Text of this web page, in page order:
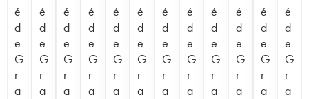
é
d
e
G
r
a
é
d
e
G
r
a
é
d
e
G
r
a
é
d
e
G
r
a
é
d
e
G
r
a
é
d
e
G
r
a
é
d
e
G
r
a
é
d
e
G
r
a
é
d
e
G
r
a
é
d
e
G
r
a
é
d
e
G
r
a
é
d
e
G
r
a